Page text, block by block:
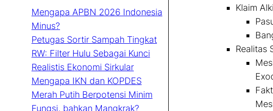
Mengapa APBN 2026 Indonesia
Minus?
Petugas Sortir Sampah Tingkat
RW: Filter Hulu Sebagai Kunci
Realistis Ekonomi Sirkular
Mengapa IKN dan KOPDES
Merah Putih Berpotensi Minim
Fungsi, bahkan Mangkrak?
Klaim
Realitas